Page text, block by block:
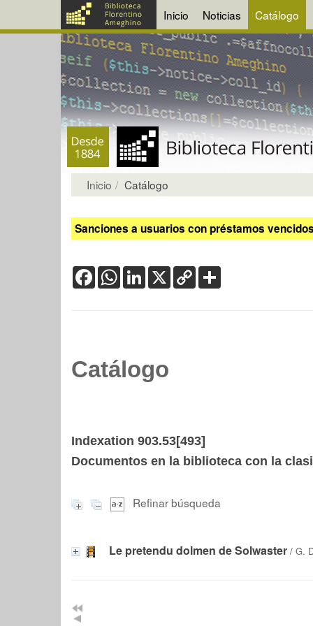
Inicio Noticias Catálogo
Inicio Catálogo
Sanciones a usuarios con préstamos
FacebookWhatsApp
LinkedIn
X Copy
Link
Catálogo
Indexation 903.53[493]
Documentos en la biblioteca con la
Refinar búsqueda
Le pretendu dolmen de Solwaster / G.